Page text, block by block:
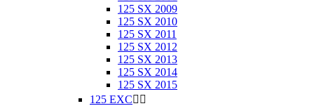
125 SX 2009
125 SX 2010
125 SX 2011
125 SX 2012
125 SX 2013
125 SX 2014
125 SX 2015
125 EXC 